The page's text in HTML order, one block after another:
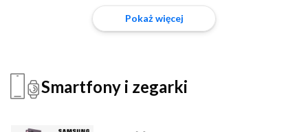
Pokaż więcej
Smartfony i zegarki